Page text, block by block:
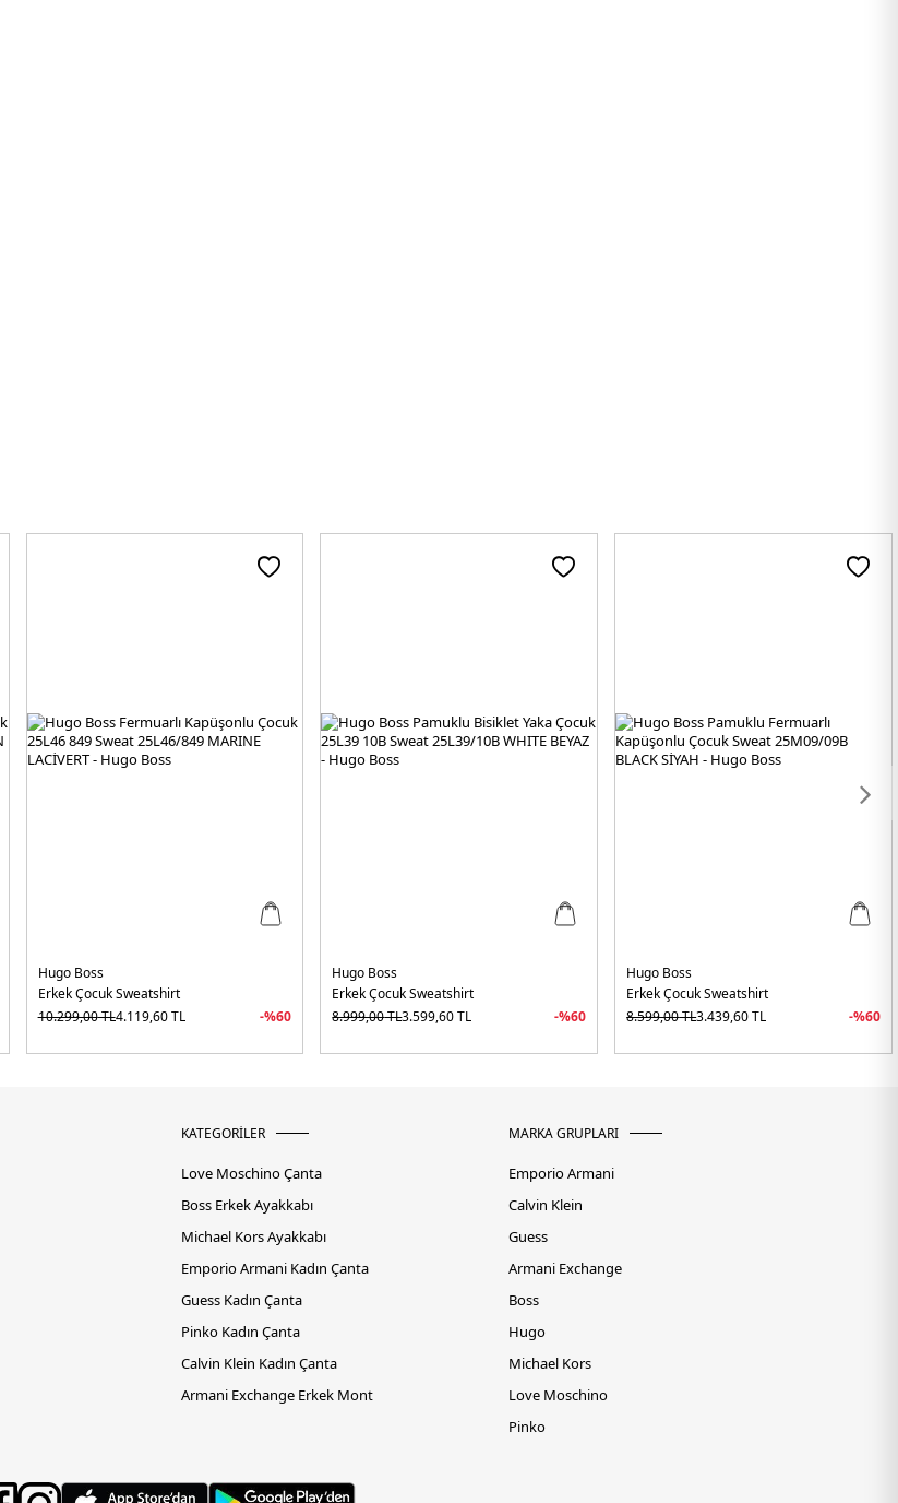
Hugo Boss
Erkek Çocuk Sweatshirt
10.299,00TL4.119,60TL -%60
Hugo Boss
Erkek Çocuk Sweatshirt
8.999,00TL3.599,60TL -%60
Hugo Boss
Erkek Çocuk Sweatshirt
8.599,00TL3.439,60TL -%60
KATEGORİLER
Love Moschino Çanta
Boss Erkek Ayakkabı
Michael Kors Ayakkabı
Emporio Armani Kadın Çanta
Guess Kadın Çanta
Pinko Kadın Çanta
Calvin Klein Kadın Çanta
Armani Exchange Erkek Mont
MARKA GRUPLARI
Emporio Armani
Calvin Klein
Guess
Armani Exchange
Boss
Hugo
Michael Kors
Love Moschino
Pinko